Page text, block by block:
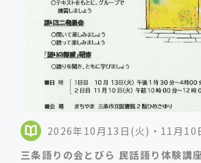
2026年10月13日(火)・11月10
三条語りの会とびら 民話語り体験講